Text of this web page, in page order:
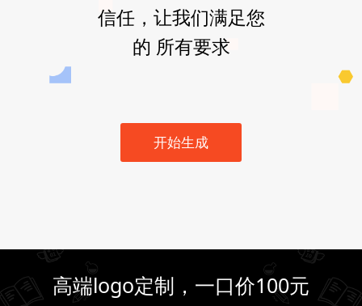
信任，让我们满足您
的 所有要求
开始生成
高端logo定制，一口价100元